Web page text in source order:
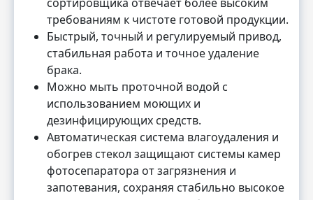
требованиям к чистоте готовой продукции.
Быстрый, точный и регулируемый привод,
стабильная работа и точное удаление
брака.
Можно мыть проточной водой с
использованием моющих и
дезинфицирующих средств.
Автоматическая система влагоудаления и
обогрев стекол защищают системы камер
фотосепаратора от загрязнения и
запотевания, сохраняя стабильно высокое